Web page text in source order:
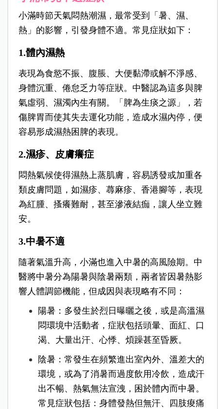
小滿時節天氣悶熱潮濕，最常受到「暑、濕、
熱」的影響，引發身體不適。常見症狀如下：
1.體內濕熱
表現為食慾不振、腹脹、大便黏滯或解不淨感、
身體沉重、倦怠乏力等症狀。中醫認為這多與脾
氣虛弱、濕濁內生有關。「脾為生痰之源」，若
傷脾胃而使其失去運化功能，造成水濕內停，便
容易形成濕熱困脾的表現。
2.濕疹、皮膚癢症
悶熱氣候使得濕熱上蒸肌膚，容易誘發或加重各
類皮膚問題，如濕疹、蕁麻疹、香港腳等，表現
為紅腫、搔癢難耐，甚至滲液結痂，讓人坐立難
安。
3.中暑不適
隨著氣溫升高，小滿也進入中暑的高風險期。中
醫將中暑分為陽暑與陰暑兩類，兩者皆因暑熱影
響人體調節機能，但成因與表現略有不同：
陽暑：多發生於烈日曝曬之後，或是高溫濕
悶環境中活動者，症狀包括頭暈、面紅、口
渴、大量出汗、心悸、煩躁甚至昏厥。
陰暑：常發生在頻繁進出室內外、溫差大的
環境，或為了消暑而過度飲用冷飲，造成汗
出不暢、熱氣無法宣洩，困於體內而中暑。
常見症狀包括：身體發熱但無汗、四肢痠痛